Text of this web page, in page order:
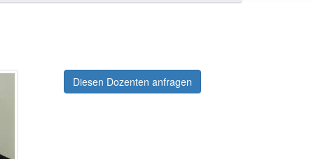
Diesen Dozenten anfragen